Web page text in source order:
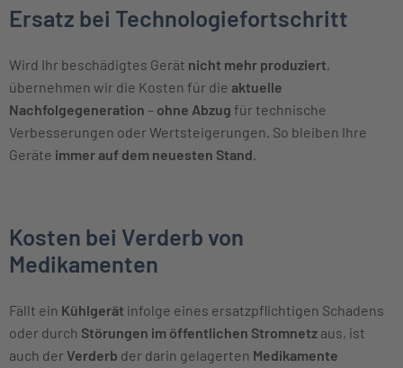
Ersatz bei Technologiefortschritt
Wird Ihr beschädigtes Gerät nicht mehr produziert,
übernehmen wir die Kosten für die aktuelle
Nachfolgegeneration – ohne Abzug für technische
Verbesserungen oder Wertsteigerungen. So bleiben Ihre
Geräte immer auf dem neuesten Stand.
Kosten bei Verderb von
Medikamenten
Fällt ein Kühlgerät infolge eines ersatzpflichtigen Schadens
oder durch Störungen im öffentlichen Stromnetz aus, ist
auch derVerderb der darin gelagerten Medikamente